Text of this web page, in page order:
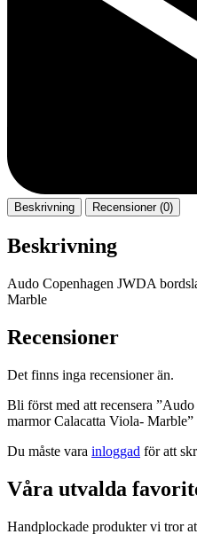
Beskrivning Recensioner (0)
Beskrivning
Audo Copenhagen JWDA
Marble
Recensioner
Det finns inga recensioner än.
Bli först med att recensera
marmor Calacatta Viola- Marble”
Du måste vara inloggad för att
Våra utvalda
Handplockade produkter vi tror